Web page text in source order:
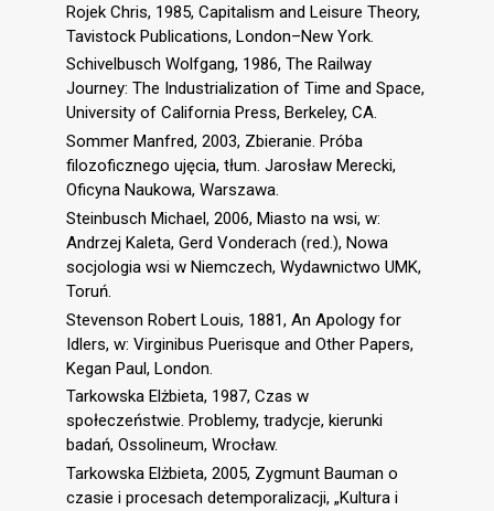
Rojek Chris, 1985, Capitalism and Leisure Theory,
Tavistock Publications, London–New York.
Schivelbusch Wolfgang, 1986, The Railway
Journey: The Industrialization of Time and Space,
University of California Press, Berkeley, CA.
Sommer Manfred, 2003, Zbieranie. Próba
filozoficznego ujęcia, tłum. Jarosław Merecki,
Oficyna Naukowa, Warszawa.
Steinbusch Michael, 2006, Miasto na wsi, w:
Andrzej Kaleta, Gerd Vonderach (red.), Nowa
socjologia wsi w Niemczech, Wydawnictwo UMK,
Toruń.
Stevenson Robert Louis, 1881, An Apology for
Idlers, w: Virginibus Puerisque and Other Papers,
Kegan Paul, London.
Tarkowska Elżbieta, 1987, Czas w
społeczeństwie. Problemy, tradycje, kierunki
badań, Ossolineum, Wrocław.
Tarkowska Elżbieta, 2005, Zygmunt Bauman o
czasie i procesach detemporalizacji, „Kultura i